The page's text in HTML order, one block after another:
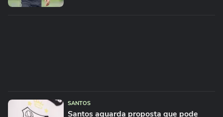
SANTOS
Santos aguarda proposta que pode